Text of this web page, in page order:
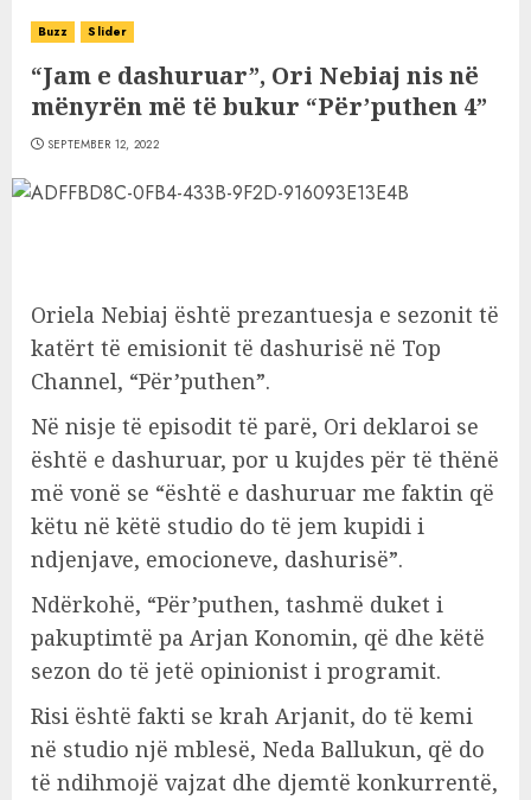
Buzz Slider
“Jam e dashuruar”, Ori Nebiaj nis në
mënyrën më të bukur “Për’puthen 4”
SEPTEMBER 12, 2022
Oriela Nebiaj është prezantuesja e sezonit të
katërt të emisionit të dashurisë në Top
Channel, “Për’puthen”.
Në nisje të episodit të parë, Ori deklaroi se
është e dashuruar, por u kujdes për të thënë
më vonë se “është e dashuruar me faktin që
këtu në këtë studio do të jem kupidi i
ndjenjave, emocioneve, dashurisë”.
Ndërkohë, “Për’puthen, tashmë duket i
pakuptimtë pa Arjan Konomin, që dhe këtë
sezon do të jetë opinionist i programit.
Risi është fakti se krah Arjanit, do të kemi
në studio një mblesë, Neda Ballukun, që do
të ndihmojë vajzat dhe djemtë konkurrentë,